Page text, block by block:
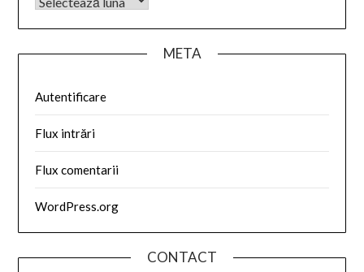
META
Autentificare
Flux intrări
Flux comentarii
WordPress.org
CONTACT